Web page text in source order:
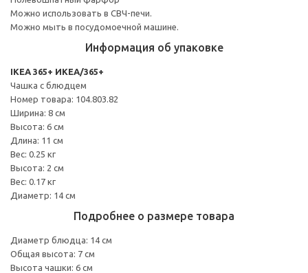
Можно использовать в СВЧ-печи.
Можно мыть в посудомоечной машине.
Информация об упаковке
IKEA 365+ ИКЕА/365+
Чашка с блюдцем
Номер товара: 104.803.82
Ширина: 8 см
Высота: 6 см
Длина: 11 см
Вес: 0.25 кг
Высота: 2 см
Вес: 0.17 кг
Диаметр: 14 см
Подробнее о размере товара
Диаметр блюдца: 14 см
Общая высота: 7 см
Высота чашки: 6 см